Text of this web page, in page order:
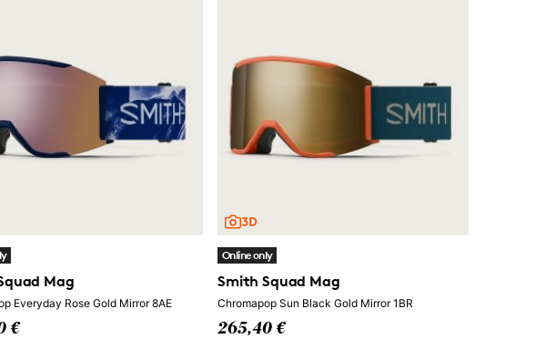
Mag
Everyday Rose Gold Mirror 8AE
€
Online only
Smith Squad Mag
Chromapop Sun Black Gold Mirror 1BR
265,40 €